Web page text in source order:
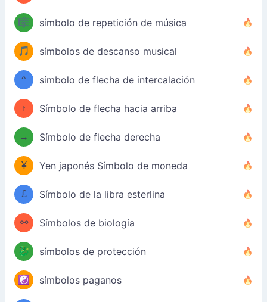
🎼 símbolo de repetición de música
🎵 símbolos de descanso musical
^ símbolo de flecha de intercalación
↑ Símbolo de flecha hacia arriba
→ Símbolo de flecha derecha
¥ Yen japonés Símbolo de moneda
£ Símbolo de la libra esterlina
⚯ Símbolos de biología
🐉 símbolos de protección
☯️ símbolos paganos